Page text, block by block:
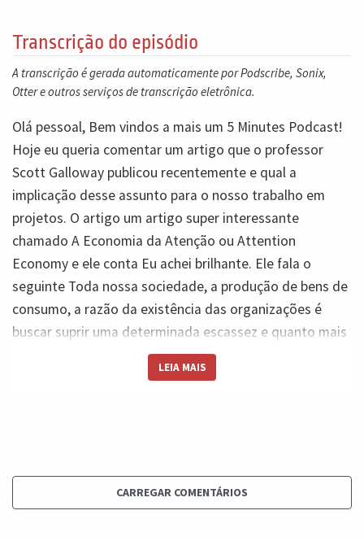
Transcrição do episódio
A transcrição é gerada automaticamente por Podscribe, Sonix,
Otter e outros serviços de transcrição eletrônica.
Olá pessoal, Bem vindos a mais um 5 Minutes Podcast!
Hoje eu queria comentar um artigo que o professor
Scott Galloway publicou recentemente e qual a
implicação desse assunto para o nosso trabalho em
projetos. O artigo um artigo super interessante
chamado A Economia da Atenção ou Attention
Economy e ele conta Eu achei brilhante. Ele fala o
seguinte Toda nossa sociedade, a produção de bens de
consumo, a razão da existência das organizações é
buscar suprir uma determinada escassez e quanto mais
escasso é um determinado produto, mais valioso ele se
torna, ou seja, mais difícil você é de conseguir, etc.
O grande ativo hoje é a atenção. Então isso muda
completamente a forma com que a gente enxerga
LEIA MAIS
CARREGAR COMENTÁRIOS